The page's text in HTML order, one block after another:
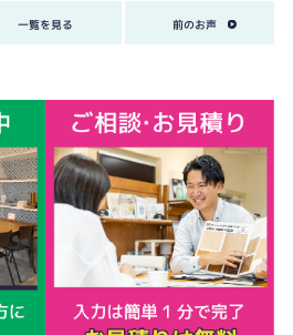
一覧を見る 前のお声